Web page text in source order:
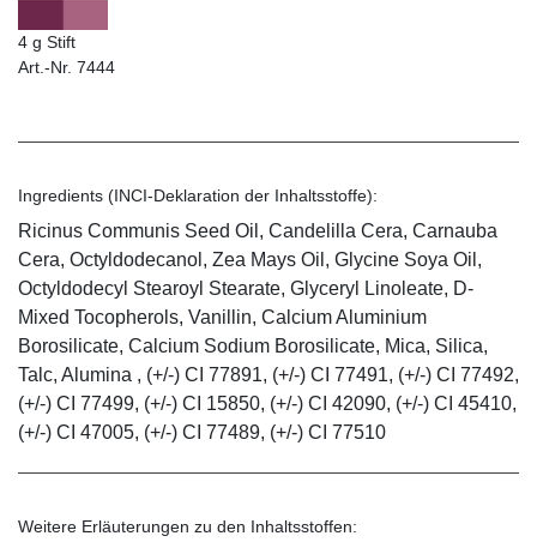
4 g Stift
Art.-Nr. 7444
Ingredients (INCI-Deklaration der Inhaltsstoffe):
Ricinus Communis Seed Oil, Candelilla Cera, Carnauba
Cera, Octyldodecanol, Zea Mays Oil, Glycine Soya Oil,
Octyldodecyl Stearoyl Stearate, Glyceryl Linoleate, D-
Mixed Tocopherols, Vanillin, Calcium Aluminium
Borosilicate, Calcium Sodium Borosilicate, Mica, Silica,
Talc, Alumina , (+/-) CI 77891, (+/-) CI 77491, (+/-) CI 77492,
(+/-) CI 77499, (+/-) CI 15850, (+/-) CI 42090, (+/-) CI 45410,
(+/-) CI 47005, (+/-) CI 77489, (+/-) CI 77510
Weitere Erläuterungen zu den Inhaltsstoffen: